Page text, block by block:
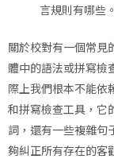
言規則有哪些。
關於校對有一個常見
體中的語法或拼寫檢
際上我們根本不能
和拼寫檢查工具，它
詞，還有一些複雜句
夠糾正所有存在的客